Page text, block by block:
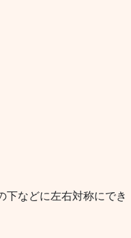
下などに左右対称にでき